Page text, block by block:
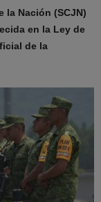
la Nación (SCJN)
en la Ley de
de la